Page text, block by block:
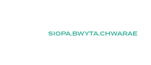
SIOPA.BWYTA.CHWARAE